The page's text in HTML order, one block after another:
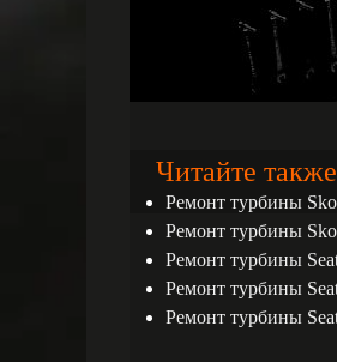
Читайте
Ремонт турбины
Ремонт турбины
Ремонт турбины
Ремонт турбины
Ремонт турбины